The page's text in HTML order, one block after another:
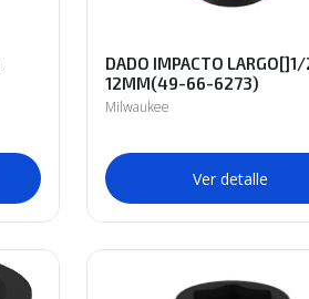
DADO IMPACTO
12MM(49-66-6273)
Milwaukee
Ver detalle